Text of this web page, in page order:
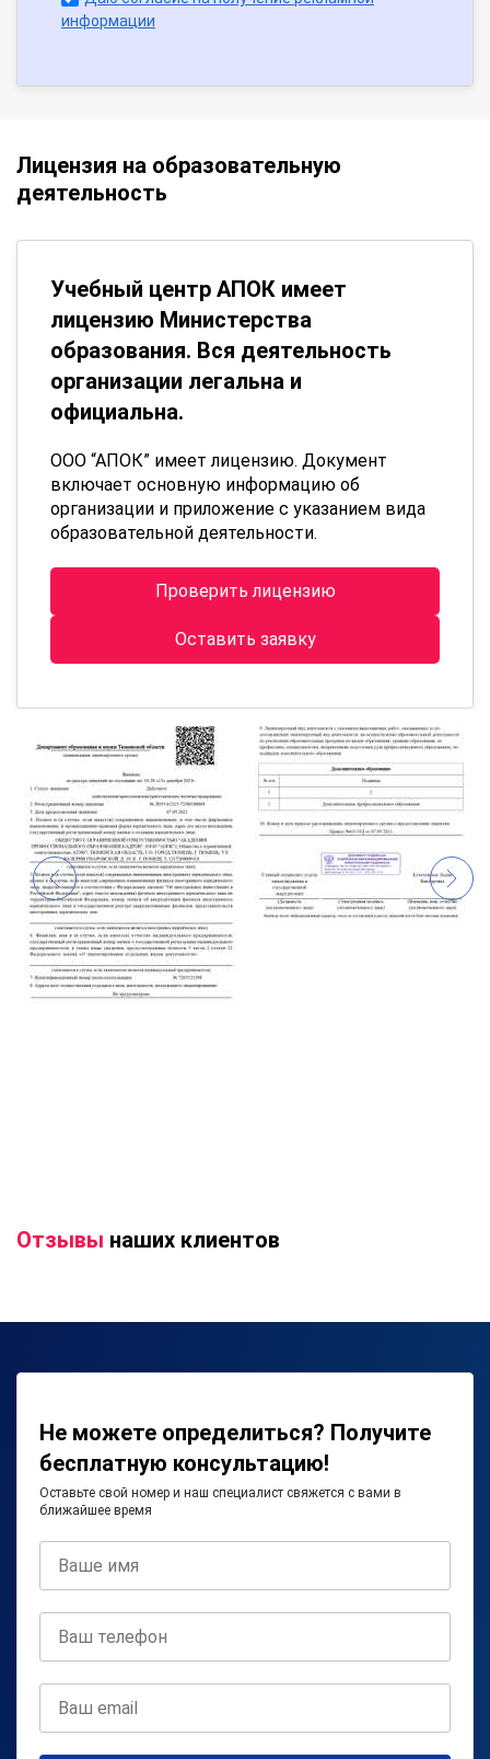
информации
Лицензия на образовательную
деятельность
Учебный центр АПОК имеет
лицензию Министерства
образования. Вся деятельность
организации легальна и
официальна.
ООО “АПОК” имеет лицензию. Документ
включает основную информацию об
организации и приложение с указанием вида
образовательной деятельности.
Проверить лицензию
Оставить заявку
Отзывы наших клиентов
Не можете определиться? Получите
бесплатную консультацию!
Оставьте свой номер и наш специалист свяжется с вами в
ближайшее время